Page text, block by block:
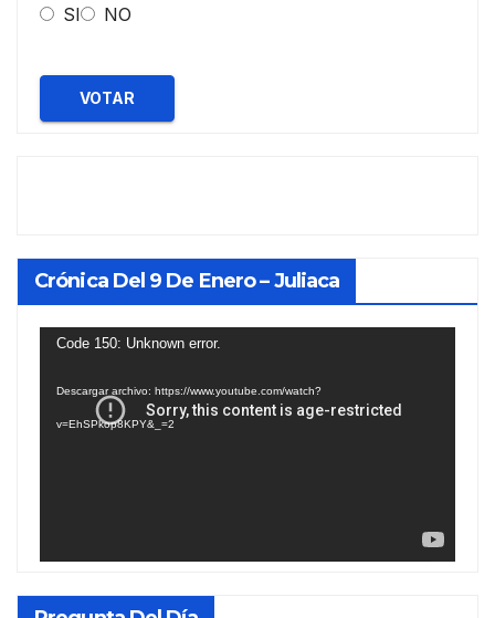
SI NO
VOTAR
Crónica Del 9 De Enero – Juliaca
Reproductor
Code 150: Unknown error.
Descargar archivo: https://www.youtube.com/watch?
v=EhSPkop8KPY&_=2